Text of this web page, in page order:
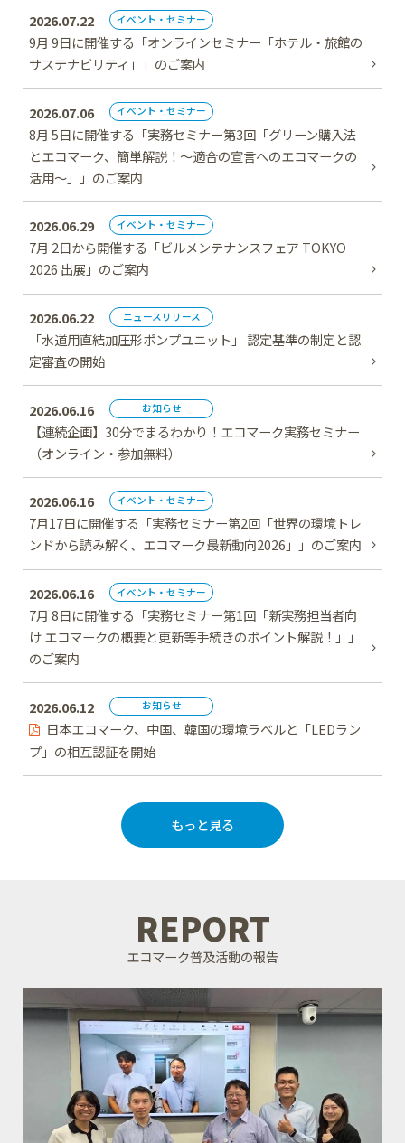
2026.07.22 イベント・セミナー
9月 9日に開催する「オンラインセミナー「ホテル・旅館の
サステナビリティ」」のご案内
2026.07.06 イベント・セミナー
8月 5日に開催する「実務セミナー第3回「グリーン購入法
とエコマーク、簡単解説！～適合の宣言へのエコマークの
活用～」」のご案内
2026.06.29 イベント・セミナー
7月 2日から開催する「ビルメンテナンスフェア TOKYO
2026 出展」のご案内
2026.06.22 ニュースリリース
「水道用直結加圧形ポンプユニット」 認定基準の制定と認
定審査の開始
2026.06.16 お知らせ
【連続企画】30分でまるわかり！エコマーク実務セミナー
（オンライン・参加無料）
2026.06.16 イベント・セミナー
7月17日に開催する「実務セミナー第2回「世界の環境トレ
ンドから読み解く、エコマーク最新動向2026」」のご案内
2026.06.16 イベント・セミナー
7月 8日に開催する「実務セミナー第1回「新実務担当者向
け エコマークの概要と更新等手続きのポイント解説！」」
のご案内
2026.06.12 お知らせ
日本エコマーク、中国、韓国の環境ラベルと「LEDラン
プ」の相互認証を開始
もっと見る
REPORT
エコマーク普及活動の報告